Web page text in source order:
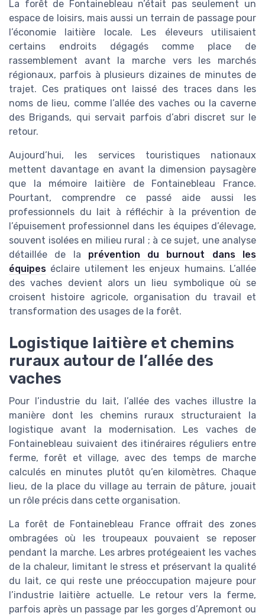
La forêt de Fontainebleau n’était pas seulement un
espace de loisirs, mais aussi un terrain de passage pour
l’économie laitière locale. Les éleveurs utilisaient
certains endroits dégagés comme place de
rassemblement avant la marche vers les marchés
régionaux, parfois à plusieurs dizaines de minutes de
trajet. Ces pratiques ont laissé des traces dans les
noms de lieu, comme l’allée des vaches ou la caverne
des Brigands, qui servait parfois d’abri discret sur le
retour.
Aujourd’hui, les services touristiques nationaux
mettent davantage en avant la dimension paysagère
que la mémoire laitière de Fontainebleau France.
Pourtant, comprendre ce passé aide aussi les
professionnels du lait à réfléchir à la prévention de
l’épuisement professionnel dans les équipes d’élevage,
souvent isolées en milieu rural ; à ce sujet, une analyse
détaillée de la prévention du burnout dans les
équipes éclaire utilement les enjeux humains. L’allée
des vaches devient alors un lieu symbolique où se
croisent histoire agricole, organisation du travail et
transformation des usages de la forêt.
Logistique laitière et chemins
ruraux autour de l’allée des
vaches
Pour l’industrie du lait, l’allée des vaches illustre la
manière dont les chemins ruraux structuraient la
logistique avant la modernisation. Les vaches de
Fontainebleau suivaient des itinéraires réguliers entre
ferme, forêt et village, avec des temps de marche
calculés en minutes plutôt qu’en kilomètres. Chaque
lieu, de la place du village au terrain de pâture, jouait
un rôle précis dans cette organisation.
La forêt de Fontainebleau France offrait des zones
ombragées où les troupeaux pouvaient se reposer
pendant la marche. Les arbres protégeaient les vaches
de la chaleur, limitant le stress et préservant la qualité
du lait, ce qui reste une préoccupation majeure pour
l’industrie laitière actuelle. Le retour vers la ferme,
parfois après un passage par les gorges d’Apremont ou